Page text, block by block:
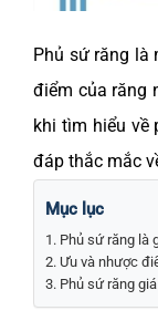
Phủ sứ răng là
điểm của răng
khi tìm hiểu về
đáp thắc mắc
Mục lục
Phủ sứ răng là
Ưu và nhược
Phủ sứ răng